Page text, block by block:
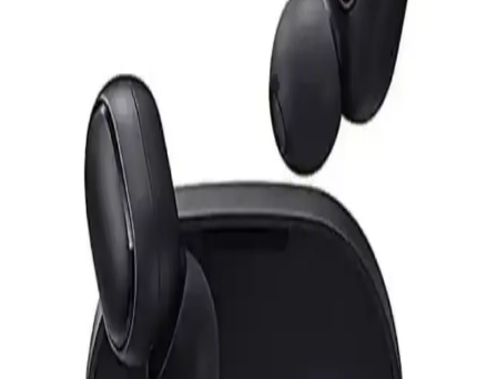
S-Link Cat6 Gri 7 Metre RJ45 LAN Kablosu
Yüksek Performanslı ve Dayanıklı
S-Link markalı 7 metre gri Cat6 LAN kablosu, yüksek hız,
dayanıklılık ve kolay kullanım sağlar. RJ45 uçlarıyla güvenli
bağlantı sunar, ev ve ofis ortamında stabil internet erişimi için ideal.
Anker Soundcore Sport X20 Spor Kulak İçi
Kablosuz Kulaklıklar İncelemesi
Soundcore Sport X20, ergonomik tasarımı, gelişmiş ses teknolojisi
ve dayanıklılığıyla sporcular için ideal kablosuz kulaklıklar sunar.
Uzun pil ömrü ve yüksek gürültü engelleme özelliğiyle öne çıkar.
Schulzz Orico Bluetooth 5.0 Mini 3.5mm Dongle ile
Kablosuz Bağlantı Çözümünde Yeni Dönem